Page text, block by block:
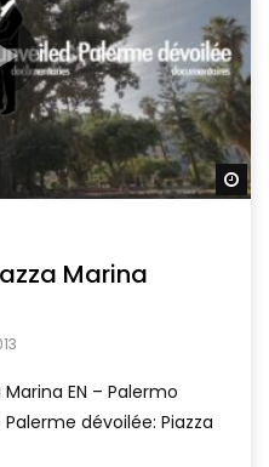
Marina
EN – Palermo
Palerme dévoilée: Piazza